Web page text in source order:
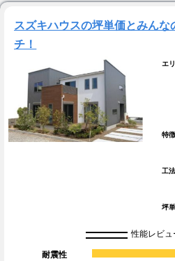
スズキハウスの坪単価とみん
チ！
エ
特徴
工法
坪
性能レビュ
耐震性